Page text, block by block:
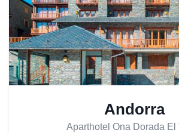
Andorra
Aparthotel Ona Dorada El